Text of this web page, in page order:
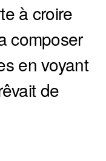
à croire
composer
en voyant
de